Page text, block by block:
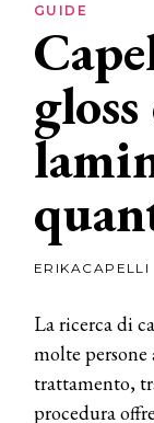
Lifestyle
News
News
dalle
GUIDE
ERIKACAPELLI
La ricerca di
molte persone
trattamento,
procedura